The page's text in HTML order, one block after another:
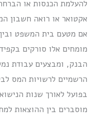
להעלמת הכנסות או
אקטואר או רואה חשבון
אם מטעם בית המשפט
מומחים אלו סורקים
הבנק, ומבצעים עבודת
הרשמיים לרשויות המס
בפועל לאורך שנות
מוסברים בין ההוצאות